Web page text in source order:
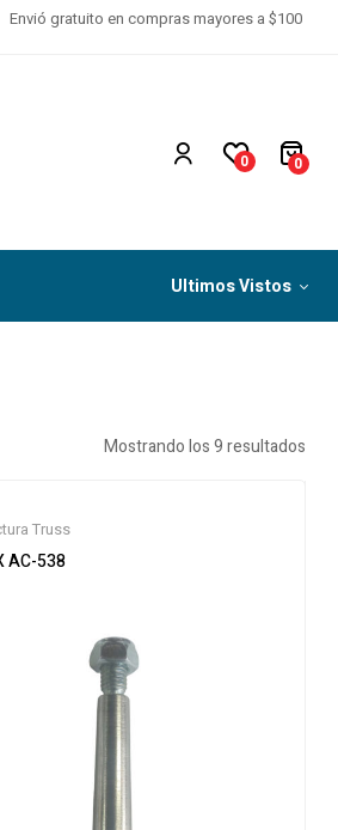
Envió gratuito en compras mayores a $100
0 0
Ultimos Vistos
Mostrando los 9 resultados
Truss
AC-538